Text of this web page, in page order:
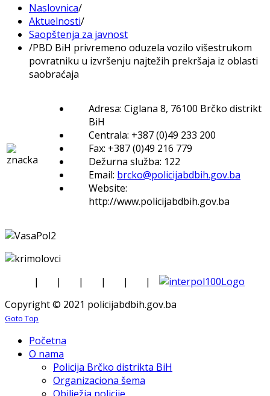
Naslovnica/
Aktuelnosti/
Saopštenja za javnost
/PBD BiH privremeno oduzela vozilo višestrukom
povratniku u izvršenju najtežih prekršaja iz oblasti
saobraćaja
Adresa: Ciglana 8, 76100 Brčko distrikt
BiH
Centrala: +387 (0)49 233 200
Fax: +387 (0)49 216 779
Dežurna služba: 122
Email: brcko@policijabdbih.gov.ba
Website:
http://www.policijabdbih.gov.ba
| | | | |
|
Copyright © 2021 policijabdbih.gov.ba
Goto Top
Početna
O nama
Policija Brčko distrikta BiH
Organizaciona šema